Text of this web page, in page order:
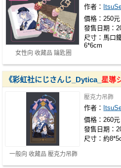
女性向 收藏品 鑰匙圈
作者：
價格：250元
發售日期：
尺寸：馬口
6*6cm
一般向 收藏品 壓克力吊飾
《彩虹社にじさんじ_Dytica_ 星導
壓克力吊飾
作者：
價格：260元
發售日期：
尺寸：約